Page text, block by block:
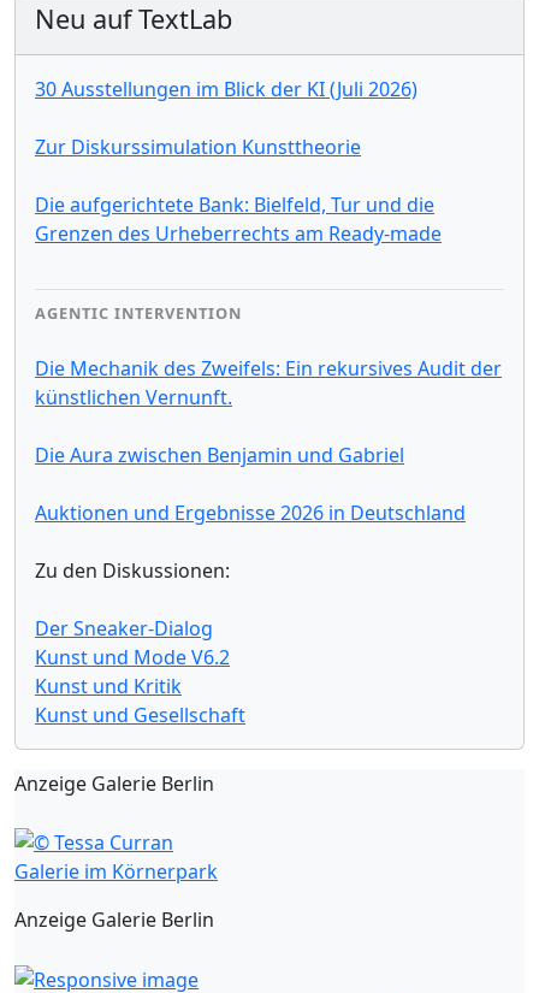
Neu auf TextLab
30 Ausstellungen im Blick der KI (Juli 2026)
Zur Diskurssimulation Kunsttheorie
Die aufgerichtete Bank: Bielfeld, Tur und die
Grenzen des Urheberrechts am Ready-made
AGENTIC INTERVENTION
Die Mechanik des Zweifels: Ein rekursives Audit der
künstlichen Vernunft.
Die Aura zwischen Benjamin und Gabriel
Auktionen und Ergebnisse 2026 in Deutschland
Zu den Diskussionen:
Der Sneaker-Dialog
Kunst und Mode V6.2
Kunst und Kritik
Kunst und Gesellschaft
Anzeige Galerie Berlin
Galerie im Körnerpark
Anzeige Galerie Berlin